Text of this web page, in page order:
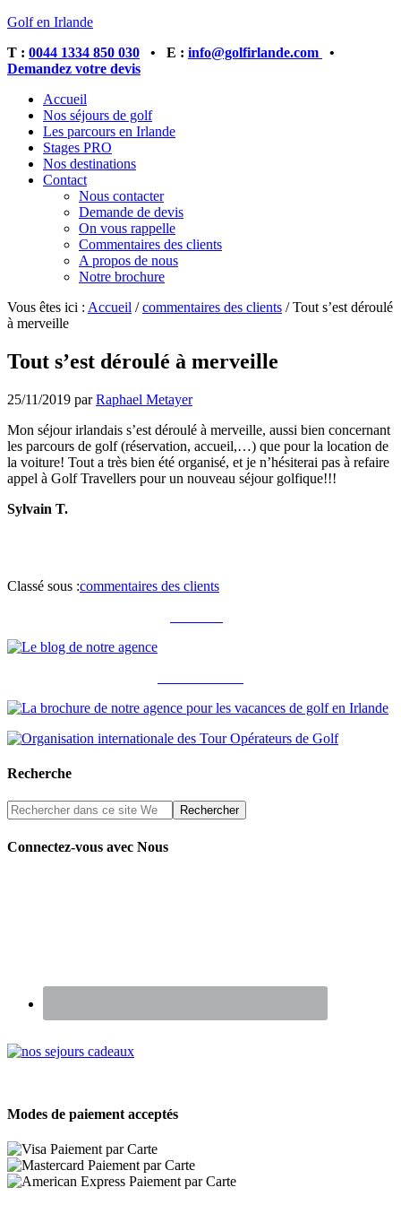
Golf en Irlande
T : 0044 1334 850 030 • E : info@golfirlande.com
•
Demandez votre devis
Accueil
Nos séjours de golf
Les parcours en Irlande
Stages PRO
Nos destinations
Contact
Nous contacter
Demande de devis
On vous rappelle
Commentaires des clients
A propos de nous
Notre brochure
Vous êtes ici : Accueil / commentaires des clients /Tout s’est déroulé
à merveille
Tout s’est déroulé à merveille
25/11/2019 parRaphael Metayer
Mon séjour irlandais s’est déroulé à merveille, aussi bien concernant
les parcours de golf (réservation, accueil,…) que pour la location de
la voiture! Tout a très bien été organisé, et je n’hésiterai pas à refaire
appel à Golf Travellers pour un nouveau séjour golfique!!!
Sylvain T.
Classé sous :commentaires des clients
Recherche
Connectez-vous avec Nous
Modes de paiement acceptés